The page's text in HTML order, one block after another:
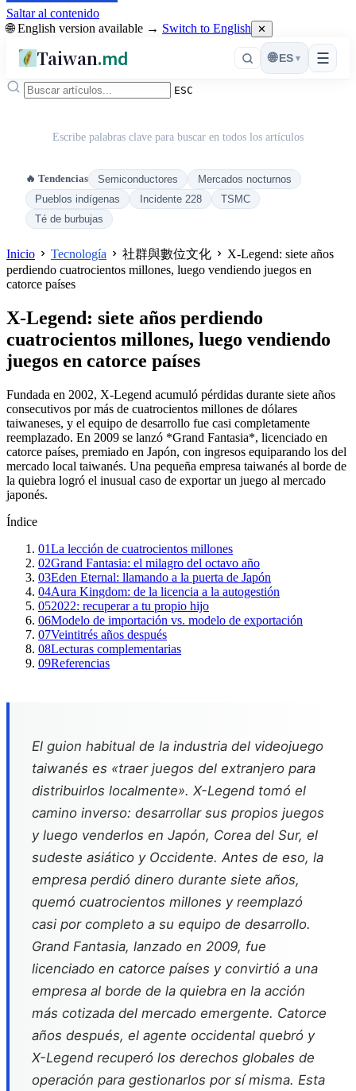
Saltar al contenido
🌐 English version available → Switch to English ✕
Taiwan.md ☰
🌐 ES ▾
ESC
Escribe palabras clave para buscar en todos los artículos
🔥 Tendencias Semiconductores
Mercados nocturnos
Pueblos indígenas
Incidente 228
TSMC
Té de burbujas
Inicio Tecnología 社群與數位文化
X-Legend: siete años
perdiendo cuatrocientos millones, luego vendiendo juegos en
catorce países
X-Legend: siete años perdiendo
cuatrocientos millones, luego vendiendo
juegos en catorce países
Fundada en 2002, X-Legend acumuló pérdidas durante siete años
consecutivos por más de cuatrocientos millones de dólares
taiwaneses, y el equipo de desarrollo fue casi completamente
reemplazado. En 2009 se lanzó *Grand Fantasia*, licenciado en
catorce países, premiado en Japón, con ingresos equiparando los del
mercado local taiwanés. Una pequeña empresa taiwanés al borde de
la quiebra logró el inusual caso de exportar un juego al mercado
japonés.
Índice
01La lección de cuatrocientos millones
02Grand Fantasia: el milagro del octavo año
03Eden Eternal: llamando a la puerta de Japón
04Aura Kingdom: de la licencia a la autogestión
052022: recuperar a tu propio hijo
06Modelo de importación vs. modelo de exportación
07Veintitrés años después
08Lecturas complementarias
09Referencias
El guion habitual de la industria del videojuego
taiwanés es «traer juegos del extranjero para
distribuirlos localmente». X-Legend tomó el
camino inverso: desarrollar sus propios juegos
y luego venderlos en Japón, Corea del Sur, el
sudeste asiático y Occidente. Antes de eso, la
empresa perdió dinero durante siete años,
quemó cuatrocientos millones y reemplazó
casi por completo a su equipo de desarrollo.
Grand Fantasia, lanzado en 2009, fue
licenciado en catorce países y convirtió a una
empresa al borde de la quiebra en la acción
más cotizada del mercado emergente. Catorce
años después, el agente occidental quebró y
X-Legend recuperó los derechos globales de
operación para gestionarlos por sí misma. Esta